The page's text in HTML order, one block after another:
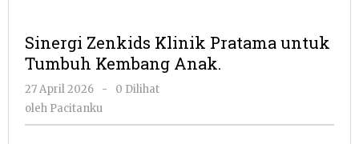
Sinergi Zenkids Klinik Pratama untuk
Tumbuh Kembang Anak.
27 April 2026
oleh
Pacitanku
-
0 Dilihat
oleh Pacitanku